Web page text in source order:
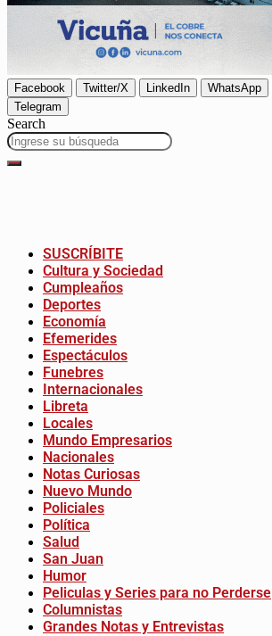
Facebook Twitter/X LinkedIn WhatsApp
Telegram
Search
SUSCRÍBITE
Cultura y Sociedad
Cumpleaños
Deportes
Economía
Efemerides
Espectáculos
Funebres
Internacionales
Libreta
Locales
Mundo Empresarios
Nacionales
Notas Curiosas
Nuevo Mundo
Policiales
Política
Salud
San Juan
Humor
Peliculas y Series para no Perderse
Columnistas
Grandes Notas y Entrevistas